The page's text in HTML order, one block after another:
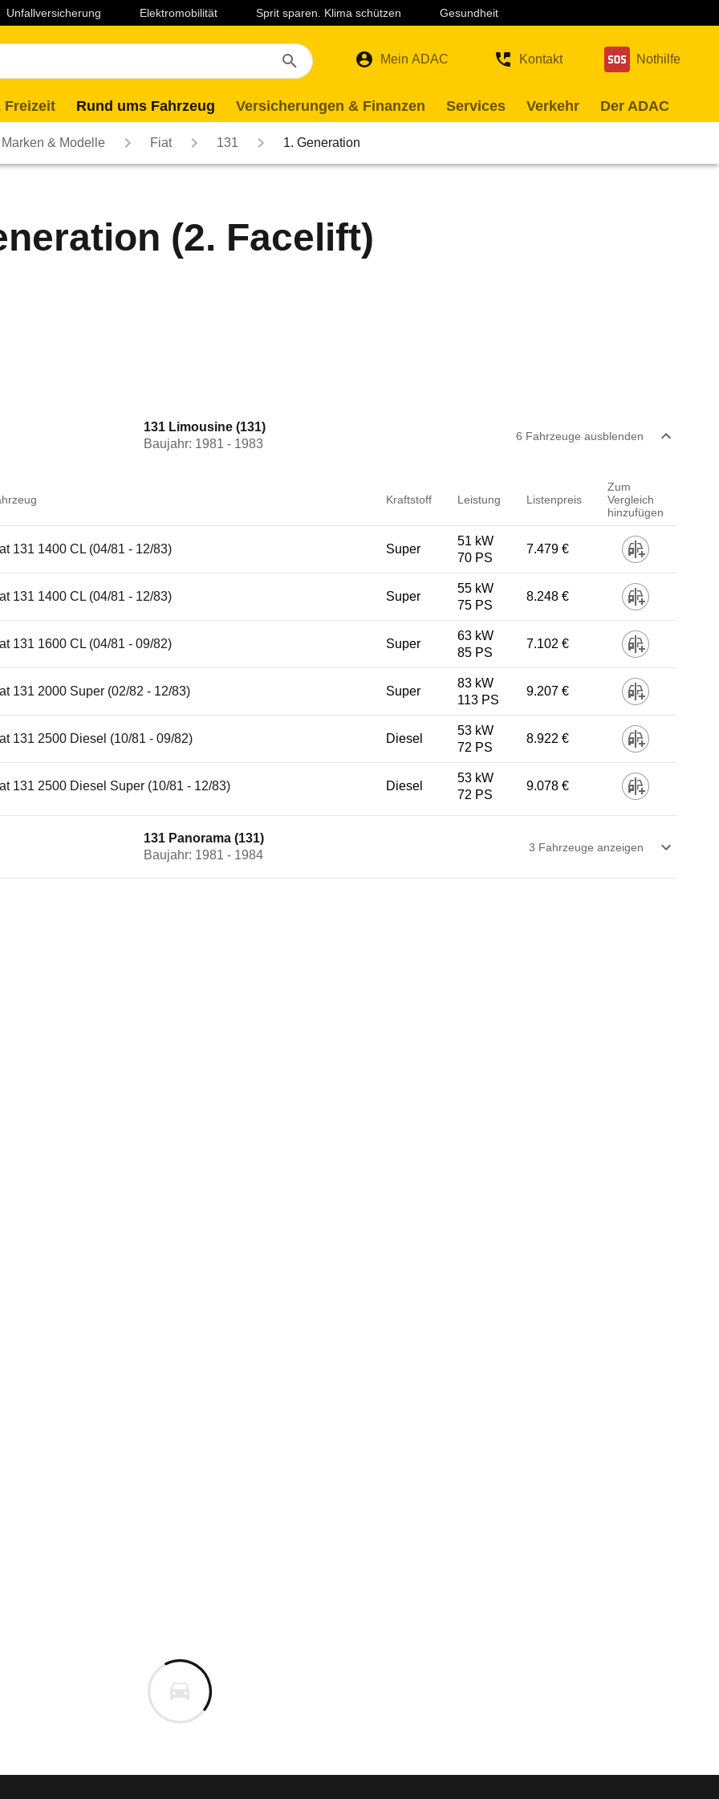
Unfallversicherung Elektromobilität Sprit sparen. Klima schützen Gesundheit
Mein ADAC Kontakt Nothilfe
Freizeit Rund ums Fahrzeug Versicherungen & Finanzen Services Verkehr Der ADAC
Marken & Modelle Fiat 131 1. Generation
(2. Facelift)
131 Limousine (131)
Baujahr: 1981 - 1983
6 Fahrzeuge ausblenden
Kraftstoff Leistung Listenpreis
Zum
Vergleich
hinzufügen
131 1400 CL (04/81 - 12/83) Super
51 kW
70 PS
7.479 €
131 1400 CL (04/81 - 12/83) Super
55 kW
75 PS
8.248 €
131 1600 CL (04/81 - 09/82) Super
63 kW
85 PS
7.102 €
131 2000 Super (02/82 - 12/83) Super
83 kW
113 PS
9.207 €
131 2500 Diesel (10/81 - 09/82) Diesel
53 kW
72 PS
8.922 €
131 2500 Diesel Super (10/81 - 12/83) Diesel
53 kW
72 PS
9.078 €
131 Panorama (131)
Baujahr: 1981 - 1984
3 Fahrzeuge anzeigen